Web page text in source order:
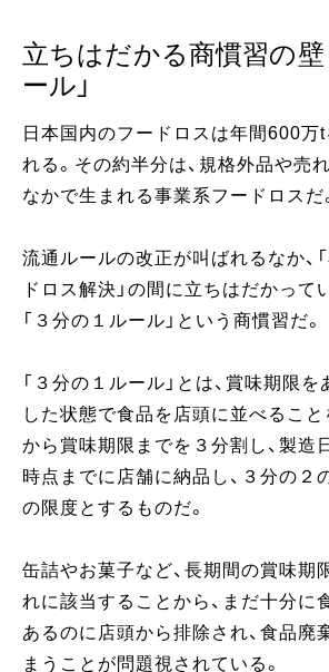
立ちはだかる商慣習の壁
ール」
日本国内のフードロスは年間600万
れる。その約半分は、規格外品や売
なかで生まれる事業系フードロスだ
流通ルールの改正が叫ばれるなか、「
ドロス解決」の間に立ちはだかって
「３分の１ルール」という商慣習だ。
「３分の１ルール」とは、賞味期限
した状態で食品を店頭に並べること
から賞味期限までを３分割し、製造
時点までに店舗に納品し、３分の２
の限度とするものだ。
缶詰やお菓子など、長期間の賞味期
れに該当することから、まだ十分に
あるのに店頭から排除され、食品廃
まうことが問題視されている。